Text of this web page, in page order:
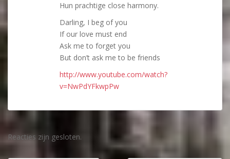
Hun prachtige close harmony.
Darling, I beg of you
If our love must end
Ask me to forget you
But don’t ask me to be friends
http://www.youtube.com/watch?
v=NwPdYFkwpPw
Reacties zijn gesloten.